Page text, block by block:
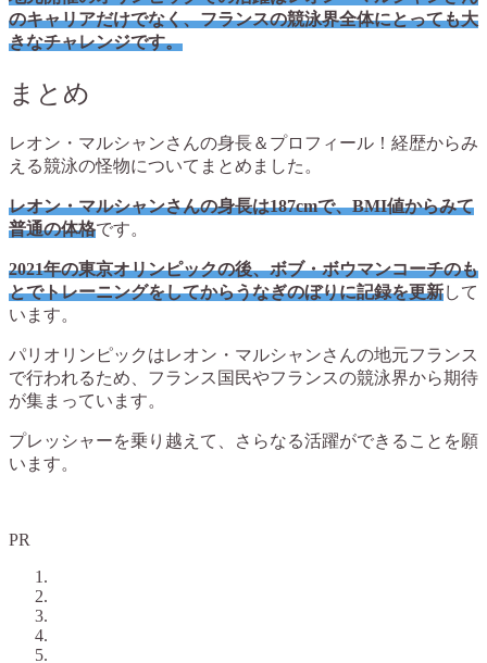
のキャリアだけでなく、フランスの競泳界全体にとっても大
きなチャレンジです。
まとめ
レオン・マルシャンさんの身長＆プロフィール！経歴からみ
える競泳の怪物についてまとめました。
レオン・マルシャンさんの身長は187cmで、BMI値からみて
普通の体格です。
2021年の東京オリンピックの後、ボブ・ボウマンコーチのも
とでトレーニングをしてからうなぎのぼりに記録を更新して
います。
パリオリンピックはレオン・マルシャンさんの地元フランス
で行われるため、フランス国民やフランスの競泳界から期待
が集まっています。
プレッシャーを乗り越えて、さらなる活躍ができることを願
います。
PR